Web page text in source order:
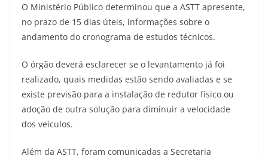
O Ministério Público determinou que a ASTT apresente,
no prazo de 15 dias úteis, informações sobre o
andamento do cronograma de estudos técnicos.
O órgão deverá esclarecer se o levantamento já foi
realizado, quais medidas estão sendo avaliadas e se
existe previsão para a instalação de redutor físico ou
adoção de outra solução para diminuir a velocidade
dos veículos.
Além da ASTT, foram comunicadas a Secretaria